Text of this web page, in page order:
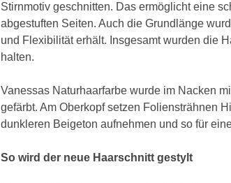
Stirnmotiv geschnitten. Das ermöglicht eine
abgestuften Seiten. Auch die Grundlänge
und Flexibilität erhält. Insgesamt wurden die
halten.
Vanessas Naturhaarfarbe wurde im Nacken
gefärbt. Am Oberkopf setzen Foliensträhnen
dunkleren Beigeton aufnehmen und so für
So wird der neue Haarschnitt gestylt